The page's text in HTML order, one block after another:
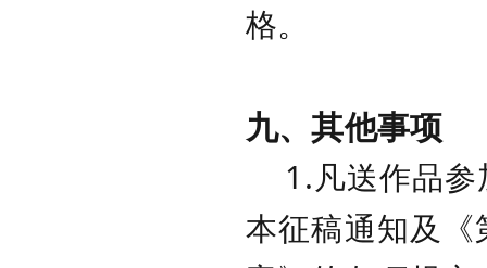
格。
九、其他事项
1.凡送作品参
本征稿通知及